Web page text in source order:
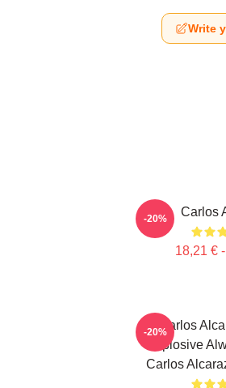
Write
Carlos
18,21 €
-20%
Carlos
Explosive
Carlos
-20%